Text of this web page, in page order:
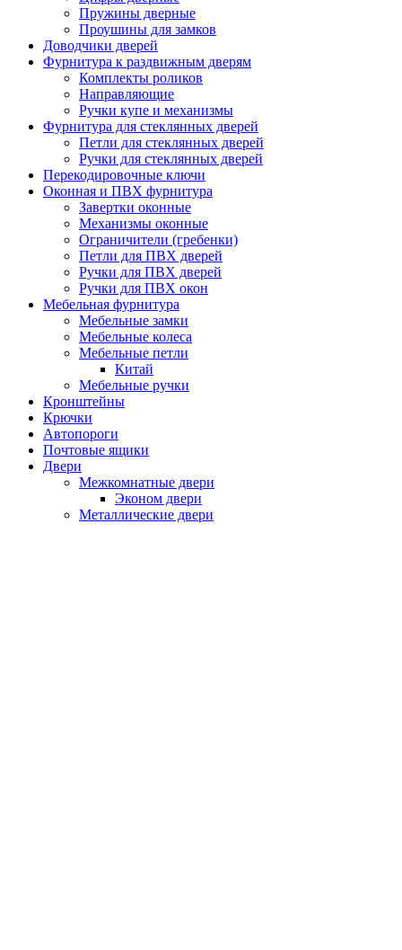
Пружины дверные
Проушины для замков
Доводчики дверей
Фурнитура к раздвижным дверям
Комплекты роликов
Направляющие
Ручки купе и механизмы
Фурнитура для стеклянных дверей
Петли для стеклянных дверей
Ручки для стеклянных дверей
Перекодировочные ключи
Оконная и ПВХ фурнитура
Завертки оконные
Механизмы оконные
Ограничители (гребенки)
Петли для ПВХ дверей
Ручки для ПВХ дверей
Ручки для ПВХ окон
Мебельная фурнитура
Мебельные замки
Мебельные колеса
Мебельные петли
Китай
Мебельные ручки
Кронштейны
Крючки
Автопороги
Почтовые ящики
Двери
Межкомнатные двери
Эконом двери
Металлические двери